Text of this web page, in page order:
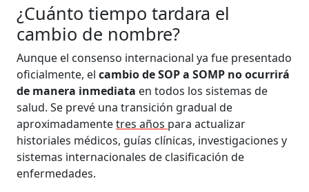
¿Cuánto tiempo tardara el
cambio de nombre?
Aunque el consenso internacional ya fue presentado
oficialmente, elcambio de SOP a SOMP no ocurrirá
de manera inmediata en todos los sistemas de
salud. Se prevé una transición gradual de
aproximadamentetres años para actualizar
historiales médicos, guías clínicas, investigaciones y
sistemas internacionales de clasificación de
enfermedades.